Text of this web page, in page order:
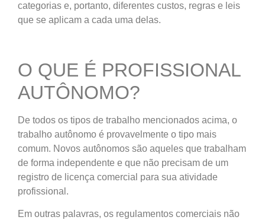
categorias e, portanto, diferentes custos, regras e leis
que se aplicam a cada uma delas.
O QUE É PROFISSIONAL
AUTÔNOMO?
De todos os tipos de trabalho mencionados acima, o
trabalho autônomo é provavelmente o tipo mais
comum. Novos autônomos são aqueles que trabalham
de forma independente e que não precisam de um
registro de licença comercial para sua atividade
profissional.
Em outras palavras, os regulamentos comerciais não